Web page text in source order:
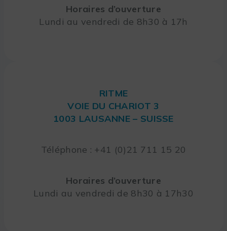
Horaires d’ouverture
Lundi au vendredi de 8h30 à 17h
RITME
VOIE DU CHARIOT 3
1003 LAUSANNE – SUISSE
Téléphone : +41 (0)21 711 15 20
Horaires d’ouverture
Lundi au vendredi de 8h30 à 17h30